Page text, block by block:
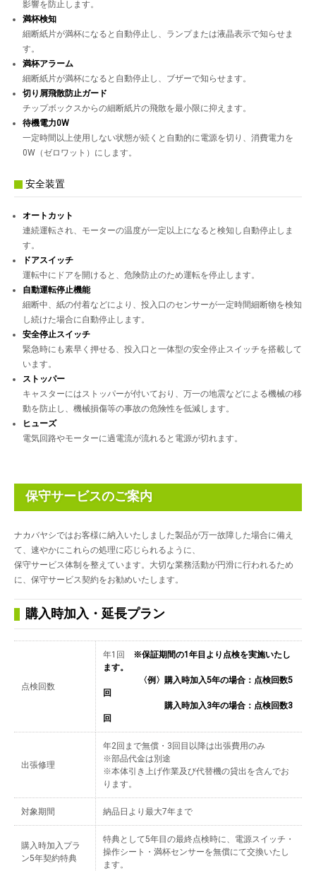
影響を防止します。
満杯検知
細断紙片が満杯になると自動停止し、ランプまたは液晶表示で知らせま
す。
満杯アラーム
細断紙片が満杯になると自動停止し、ブザーで知らせます。
切り屑飛散防止ガード
チップボックスからの細断紙片の飛散を最小限に抑えます。
待機電力0W
一定時間以上使用しない状態が続くと自動的に電源を切り、消費電力を
0W（ゼロワット）にします。
安全装置
オートカット
連続運転され、モーターの温度が一定以上になると検知し自動停止しま
す。
ドアスイッチ
運転中にドアを開けると、危険防止のため運転を停止します。
自動運転停止機能
細断中、紙の付着などにより、投入口のセンサーが一定時間細断物を検知
し続けた場合に自動停止します。
安全停止スイッチ
緊急時にも素早く押せる、投入口と一体型の安全停止スイッチを搭載して
います。
ストッパー
キャスターにはストッパーが付いており、万一の地震などによる機械の移
動を防止し、機械損傷等の事故の危険性を低減します。
ヒューズ
電気回路やモーターに過電流が流れると電源が切れます。
保守サービスのご案内
ナカバヤシではお客様に納入いたしました製品が万一故障した場合に備え
て、速やかにこれらの処理に応じられるように、
保守サービス体制を整えています。大切な業務活動が円滑に行われるため
に、保守サービス契約をお勧めいたします。
購入時加入・延長プラン
点検回数
年1回 ※保証期間の1年目より点検を実施いたし
ます。
〈例〉購入時加入5年の場合：点検回数5
回
購入時加入3年の場合：点検回数3
回
出張修理
年2回まで無償・3回目以降は出張費用のみ
※部品代金は別途
※本体引き上げ作業及び代替機の貸出を含んでお
ります。
対象期間 納品日より最大7年まで
購入時加入プラ
ン5年契約特典
特典として5年目の最終点検時に、電源スイッチ・
操作シート・満杯センサーを無償にて交換いたし
ます。